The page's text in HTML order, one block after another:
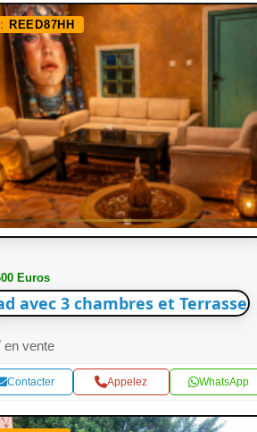
REED87HH
Euros
avec 3 chambres et Terrasse
en vente
Contacter Appelez WhatsApp